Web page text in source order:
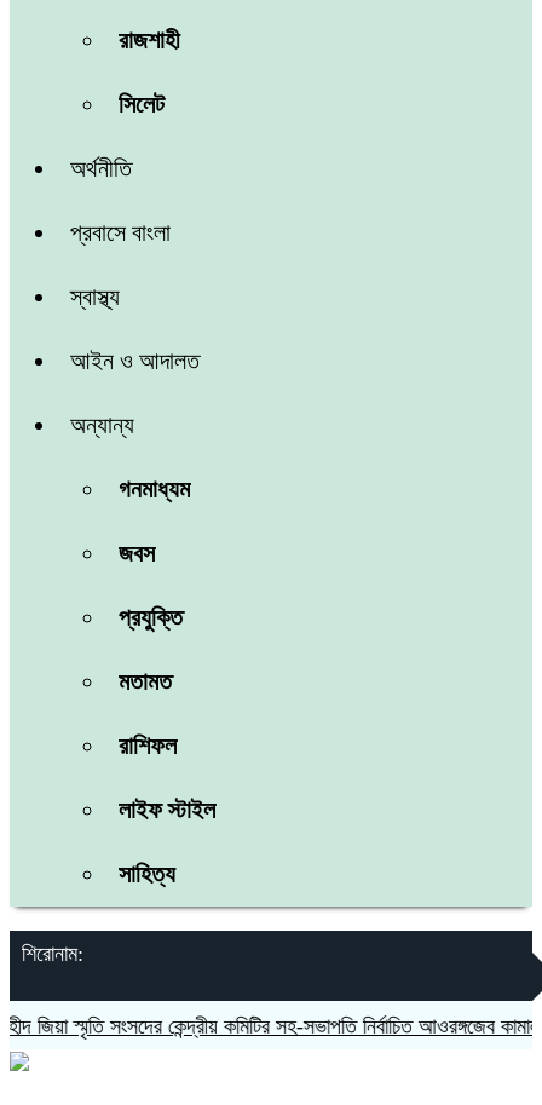
রাজশাহী
সিলেট
অর্থনীতি
প্রবাসে বাংলা
স্বাস্থ্য
আইন ও আদালত
অন্যান্য
গনমাধ্যম
জবস
প্রযুক্তি
মতামত
রাশিফল
লাইফ স্টাইল
সাহিত্য
শিরোনাম:
জিয়া স্মৃতি সংসদের কেন্দ্রীয় কমিটির সহ-সভাপতি নির্বাচিত আওরঙ্গজেব কামাল